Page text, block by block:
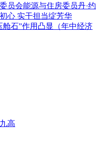
员会能源与住房委员丹·约
心 实干担当绽芳华
舱石”作用凸显（年中经济
高